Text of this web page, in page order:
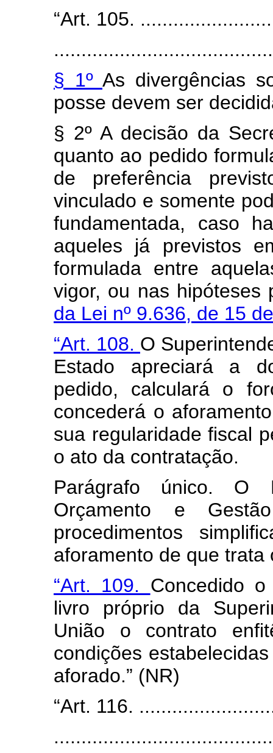
“Art. 105.
§ 1º As divergências
posse devem ser
§ 2º A decisão da
quanto ao pedido
de preferência
vinculado e somente
fundamentada, caso
aqueles já previstos
formulada entre
vigor, ou nas
da Lei nº 9.636, de 15
“Art. 108. O
Estado apreciará a
pedido, calculará o
concederá o
sua regularidade fiscal
o ato da contratação.
Parágrafo único. O
Orçamento e
procedimentos
aforamento de que
“Art. 109. Concedido
livro próprio da
União o contrato
condições
aforado.” (NR)
“Art. 116.